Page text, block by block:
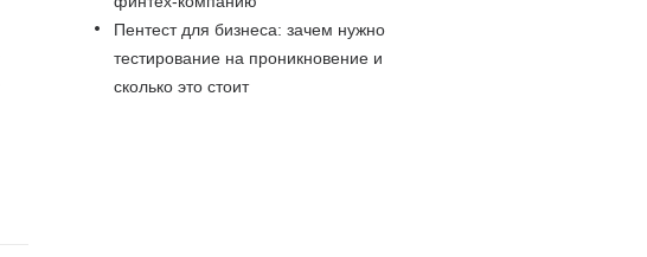
Пентест для бизнеса: зачем нужно
тестирование на проникновение и
сколько это стоит